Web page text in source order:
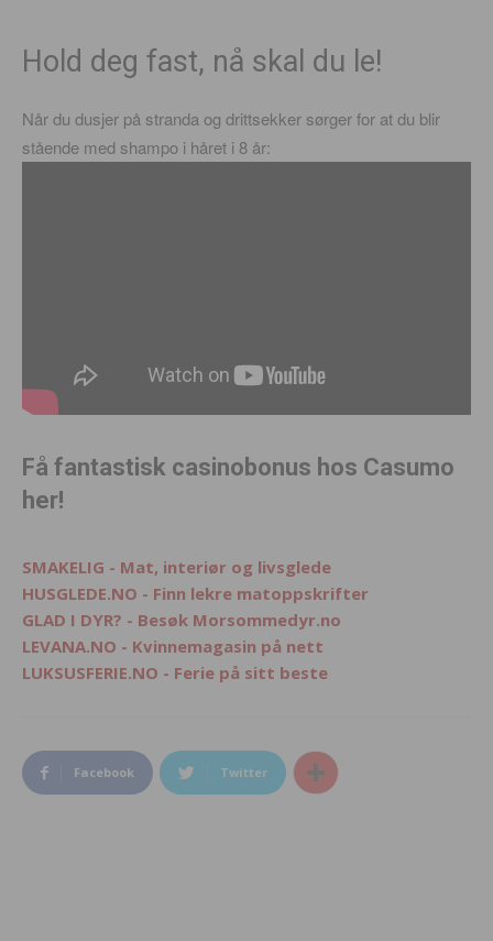
Hold deg fast, nå skal du le!
Når du dusjer på stranda og drittsekker sørger for at du blir
stående med shampo i håret i 8 år:
Få fantastisk casinobonus hos Casumo
her!
SMAKELIG - Mat, interiør og livsglede
HUSGLEDE.NO - Finn lekre matoppskrifter
GLAD I DYR? - Besøk Morsommedyr.no
LEVANA.NO - Kvinnemagasin på nett
LUKSUSFERIE.NO - Ferie på sitt beste
Facebook Twitter